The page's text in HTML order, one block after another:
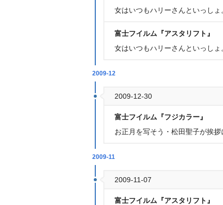
女はいつもハリーさんといっし
富士フイルム『アスタリフト』
女はいつもハリーさんといっし
2009-12
2009-12-30
富士フイルム『フジカラー』
お正月を写そう・松田聖子が挨拶
2009-11
2009-11-07
富士フイルム『アスタリフト』